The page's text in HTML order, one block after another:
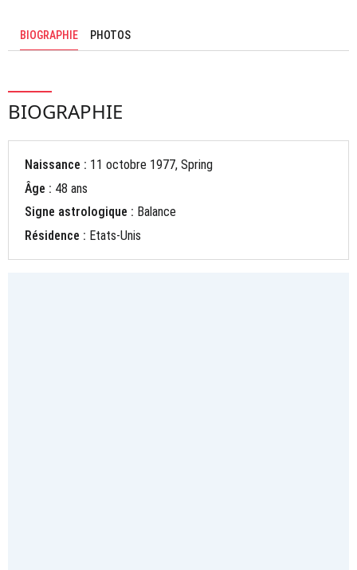
BIOGRAPHIE PHOTOS
BIOGRAPHIE
Naissance : 11 octobre 1977, Spring
Âge : 48 ans
Signe astrologique : Balance
Résidence : Etats-Unis